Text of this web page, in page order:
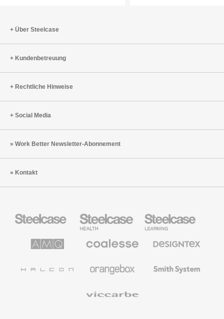
Active
Frames
Über Steelcase
Kundenbetreuung
Rechtliche Hinweise
Social Media
Work Better Newsletter-Abonnement
Kontakt
Büromöbel
Health
Education
Möbel
Solutions
Büromöbel
Textilien
System